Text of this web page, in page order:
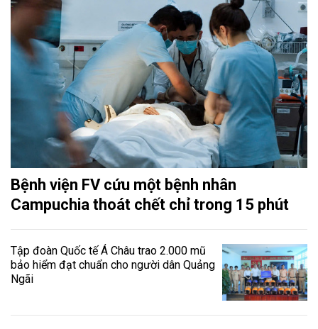
Bệnh viện FV cứu một bệnh nhân
Campuchia thoát chết chỉ trong 15 phút
Tập đoàn Quốc tế Á Châu trao 2.000 mũ
bảo hiểm đạt chuẩn cho người dân Quảng
Ngãi